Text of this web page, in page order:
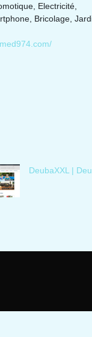
Electricité,
Bricolage,
DeubaXXL |